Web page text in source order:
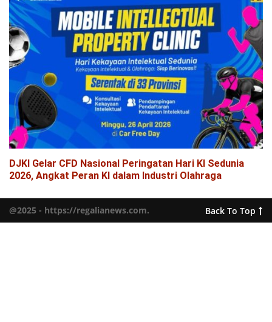
DJKI Gelar CFD Nasional Peringatan Hari KI Sedunia
2026, Angkat Peran KI dalam Industri Olahraga
@2025 - https://regalianews.com. Back To Top